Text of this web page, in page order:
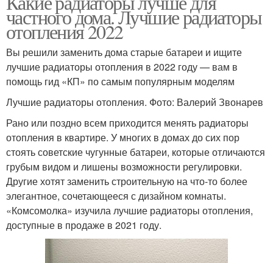
частного дома. Лучшие радиаторы
отопления 2022
Вы решили заменить дома старые батареи и ищите
лучшие радиаторы отопления в 2022 году — вам в
помощь гид «КП» по самым популярным моделям
Лучшие радиаторы отопления. Фото: Валерий Звонарев
Рано или поздно всем приходится менять радиаторы
отопления в квартире. У многих в домах до сих пор
стоять советские чугунные батареи, которые отличаются
грубым видом и лишены возможности регулировки.
Другие хотят заменить строительную на что-то более
элегантное, сочетающееся с дизайном комнаты.
«Комсомолка» изучила лучшие радиаторы отопления,
доступные в продаже в 2021 году.